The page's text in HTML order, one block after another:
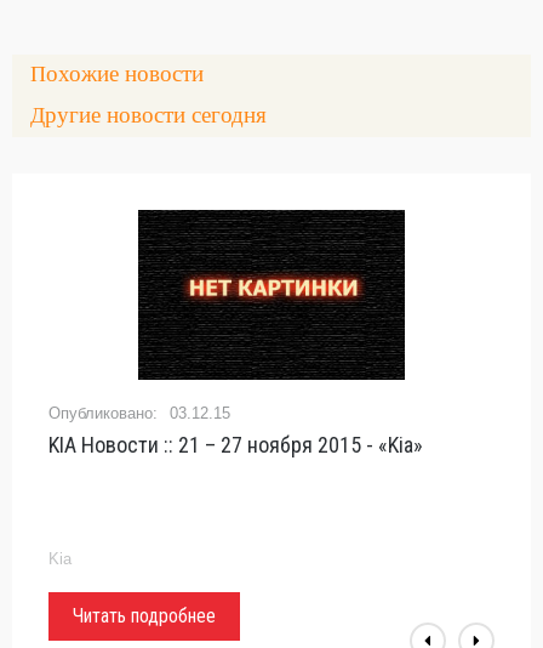
Похожие новости
Другие новости сегодня
03.12.15
KIA Новости :: 21 – 27 ноября 2015 - «Kia»
Kia
Читать подробнее